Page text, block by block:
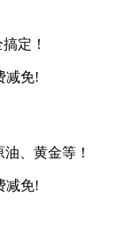
定！
减免!
、黄金等！
减免!